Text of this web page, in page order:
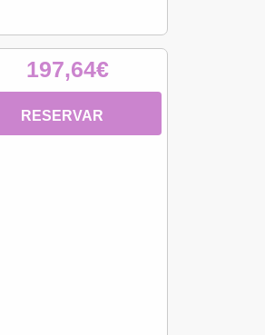
197,64€
RESERVAR